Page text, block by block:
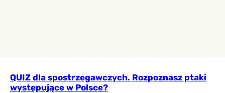
QUIZ dla spostrzegawczych. Rozpoznasz ptaki
występujące w Polsce?